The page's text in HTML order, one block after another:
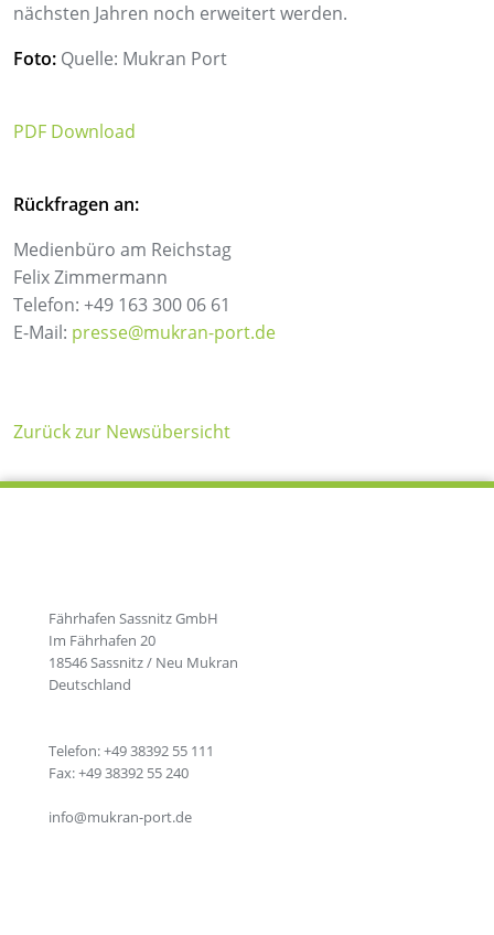
nächsten Jahren noch erweitert werden.
Foto: Quelle: Mukran Port
PDF Download
Rückfragen an:
Medienbüro am Reichstag
Felix Zimmermann
Telefon: +49 163 300 06 61
E-Mail: presse@mukran-port.de
Zurück zur Newsübersicht
Fährhafen Sassnitz GmbH
Im Fährhafen 20
18546 Sassnitz / Neu Mukran
Deutschland
Telefon: +49 38392 55 111
Fax: +49 38392 55 240
info@mukran-port.de